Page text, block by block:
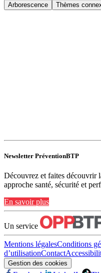
Arborescence Thèmes
Newsletter PréventionBTP
Découvrez et faites découvrir
approche santé, sécurité et
En savoir plus
Un service
Mentions légalesConditions
d’utilisationContact
Gestion des cookies